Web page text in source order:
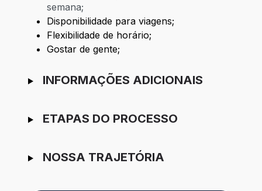
semana;
Disponibilidade para viagens;
Flexibilidade de horário;
Gostar de gente;
INFORMAÇÕES ADICIONAIS
ETAPAS DO PROCESSO
NOSSA TRAJETÓRIA